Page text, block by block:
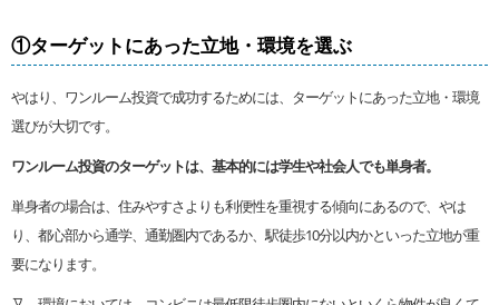
①ターゲットにあった立地・環境を選ぶ
やはり、ワンルーム投資で成功するためには、ターゲットにあった立地・環境
選びが大切です。
ワンルーム投資のターゲットは、基本的には学生や社会人でも単身者。
単身者の場合は、住みやすさよりも利便性を重視する傾向にあるので、やは
り、都心部から通学、通勤圏内であるか、駅徒歩10分以内かといった立地が重
要になります。